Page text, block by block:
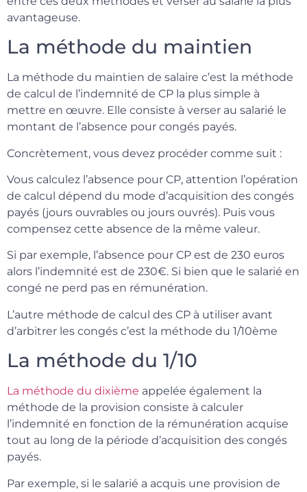
avantageuse.
La méthode du maintien
La méthode du maintien de salaire c’est la méthode
de calcul de l’indemnité de CP la plus simple à
mettre en œuvre. Elle consiste à verser au salarié le
montant de l’absence pour congés payés.
Concrètement, vous devez procéder comme suit :
Vous calculez l’absence pour CP, attention l’opération
de calcul dépend du mode d’acquisition des congés
payés (jours ouvrables ou jours ouvrés). Puis vous
compensez cette absence de la même valeur.
Si par exemple, l’absence pour CP est de 230 euros
alors l’indemnité est de 230€. Si bien que le salarié en
congé ne perd pas en rémunération.
L’autre méthode de calcul des CP à utiliser avant
d’arbitrer les congés c’est la méthode du 1/10ème
La méthode du 1/10
La méthode du dixième appelée également la
méthode de la provision consiste à calculer
l’indemnité en fonction de la rémunération acquise
tout au long de la période d’acquisition des congés
payés.
Par exemple, si le salarié a acquis une provision de